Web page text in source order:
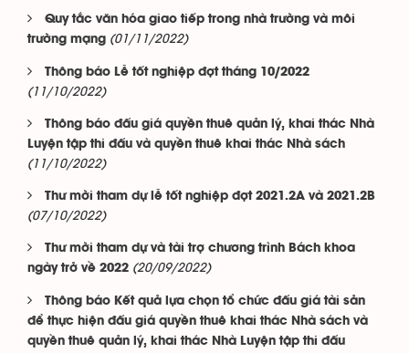
Quy tắc văn hóa giao tiếp trong nhà trường và môi
trường mạng (01/11/2022)
Thông báo Lễ tốt nghiệp đợt tháng 10/2022
(11/10/2022)
Thông báo đấu giá quyền thuê quản lý, khai thác Nhà
Luyện tập thi đấu và quyền thuê khai thác Nhà sách
(11/10/2022)
Thư mời tham dự lễ tốt nghiệp đợt 2021.2A và 2021.2B
(07/10/2022)
Thư mời tham dự và tài trợ chương trình Bách khoa
ngày trở về 2022 (20/09/2022)
Thông báo Kết quả lựa chọn tổ chức đấu giá tài sản
để thực hiện đấu giá quyền thuê khai thác Nhà sách và
quyền thuê quản lý, khai thác Nhà Luyện tập thi đấu